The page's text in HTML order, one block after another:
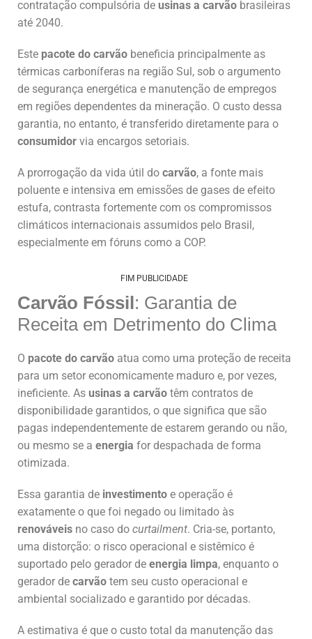
contratação compulsória de usinas a carvão brasileiras
até 2040.
Este pacote do carvão beneficia principalmente as
térmicas carboníferas na região Sul, sob o argumento
de segurança energética e manutenção de empregos
em regiões dependentes da mineração. O custo dessa
garantia, no entanto, é transferido diretamente para o
consumidor via encargos setoriais.
A prorrogação da vida útil do carvão, a fonte mais
poluente e intensiva em emissões de gases de efeito
estufa, contrasta fortemente com os compromissos
climáticos internacionais assumidos pelo Brasil,
especialmente em fóruns como a COP.
FIM PUBLICIDADE
Carvão Fóssil: Garantia de
Receita em Detrimento do Clima
O pacote do carvão atua como uma proteção de receita
para um setor economicamente maduro e, por vezes,
ineficiente. As usinas a carvão têm contratos de
disponibilidade garantidos, o que significa que são
pagas independentemente de estarem gerando ou não,
ou mesmo se a energia for despachada de forma
otimizada.
Essa garantia de investimento e operação é
exatamente o que foi negado ou limitado às
renováveis no caso do curtailment. Cria-se, portanto,
uma distorção: o risco operacional e sistêmico é
suportado pelo gerador de energia limpa, enquanto o
gerador de carvão tem seu custo operacional e
ambiental socializado e garantido por décadas.
A estimativa é que o custo total da manutenção das